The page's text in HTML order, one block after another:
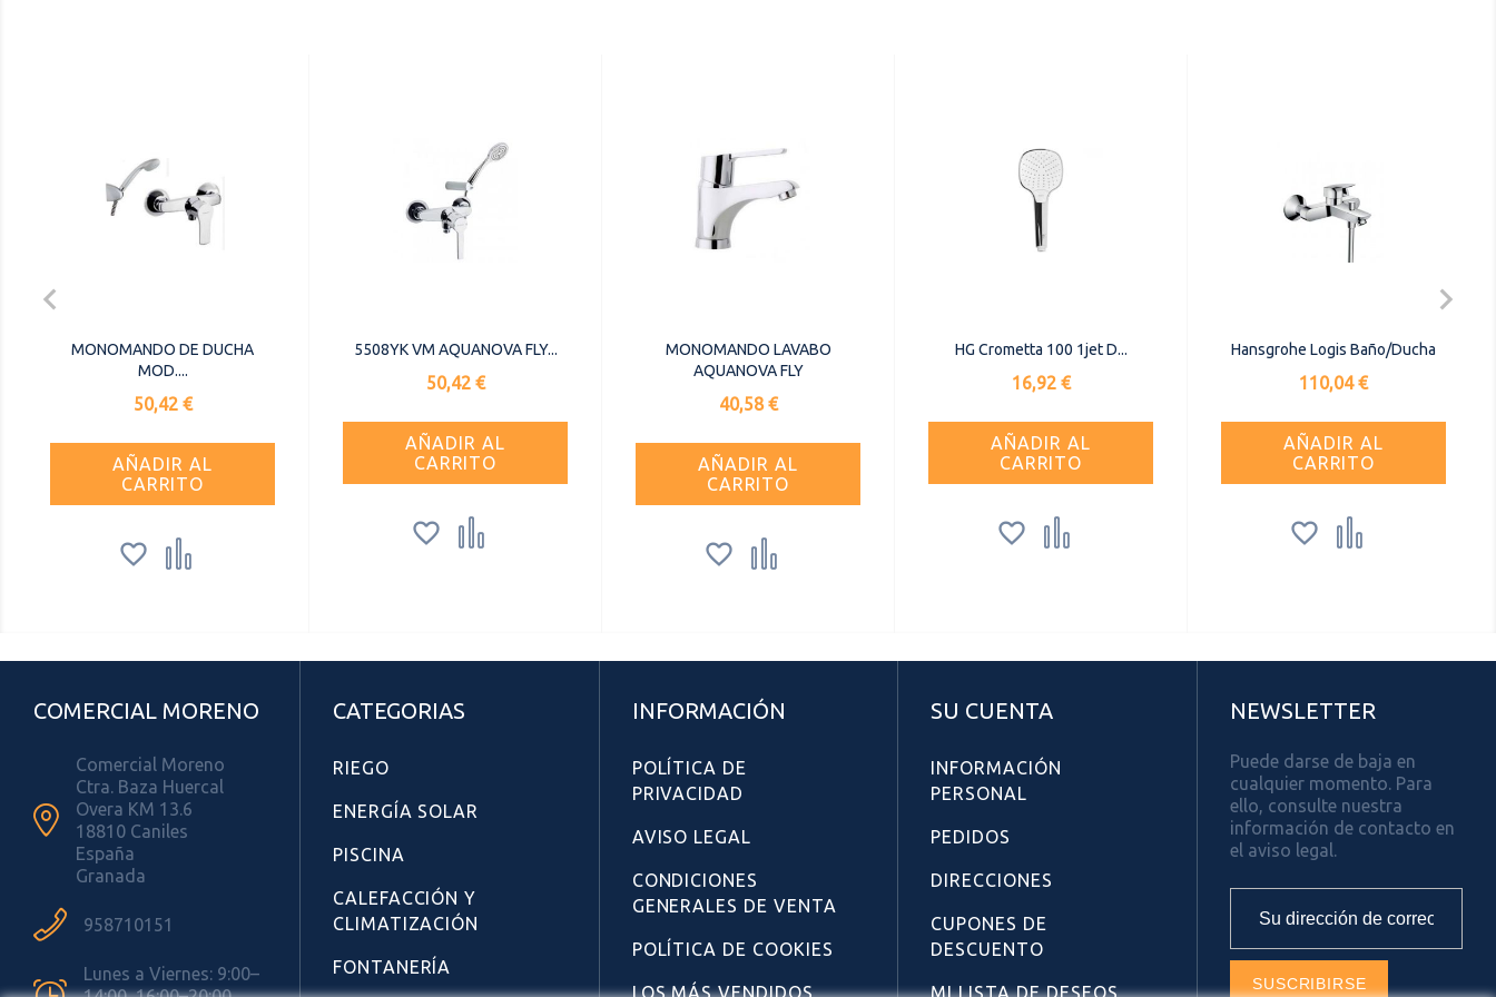

MONOMANDO DE DUCHA
MOD....
Precio
50,42 €
AÑADIR AL
CARRITO
 
5508YK VM AQUANOVA FLY...
Precio
50,42 €
AÑADIR AL
CARRITO
 
MONOMANDO LAVABO
AQUANOVA FLY
Precio
40,58 €
AÑADIR AL
CARRITO
 
HG Crometta 100 1jet D...
Precio
16,92 €
AÑADIR AL
CARRITO
 
Hansgrohe Logis Baño/Ducha
Precio
110,04 €
AÑADIR AL
CARRITO
 

COMERCIAL MORENO

Comercial Moreno
Ctra. Baza Huercal
Overa KM 13.6
18810 Caniles
España
Granada
 958710151
Lunes a Viernes: 9:00–
CATEGORIAS
RIEGO
ENERGÍA SOLAR
PISCINA
CALEFACCIÓN Y
CLIMATIZACIÓN
FONTANERÍA
INFORMACIÓN
POLÍTICA DE
PRIVACIDAD
AVISO LEGAL
CONDICIONES
GENERALES DE VENTA
POLÍTICA DE COOKIES
LOS MÁS VENDIDOS
SU CUENTA
INFORMACIÓN
PERSONAL
PEDIDOS
DIRECCIONES
CUPONES DE
DESCUENTO
MI LISTA DE DESEOS
NEWSLETTER
Puede darse de baja en
cualquier momento. Para
ello, consulte nuestra
información de contacto en
el aviso legal.